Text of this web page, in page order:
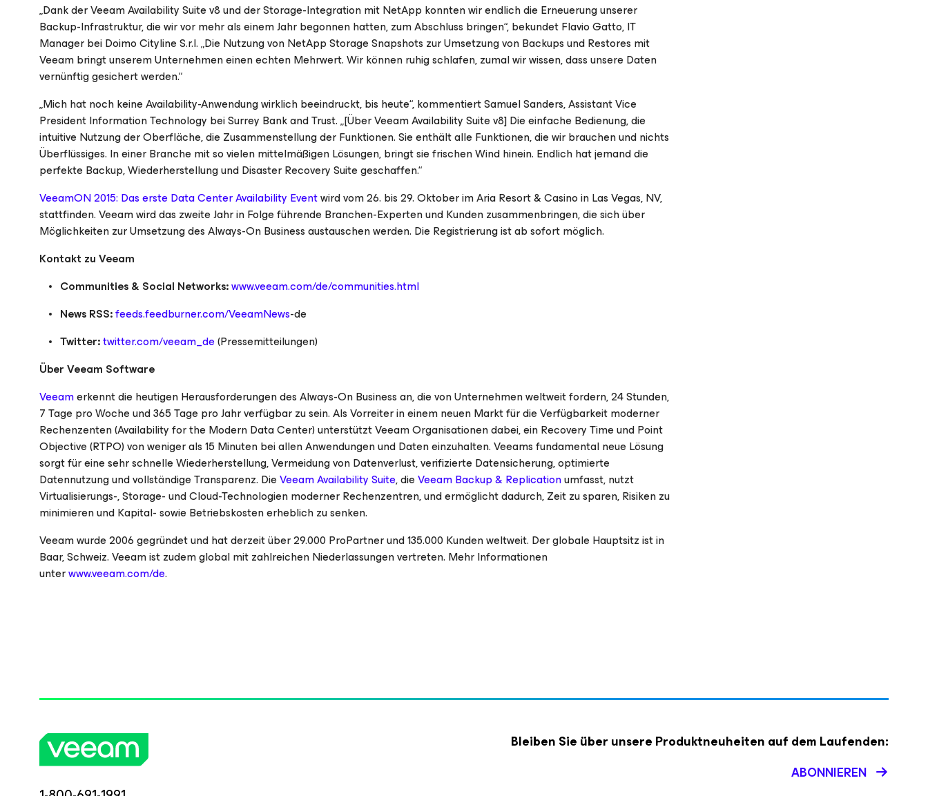
„Dank der Veeam Availability Suite v8 und der Storage-Integration mit NetApp konnten wir endlich die Erneuerung unserer
Backup-Infrastruktur, die wir vor mehr als einem Jahr begonnen hatten, zum Abschluss bringen“, bekundet Flavio Gatto, IT
Manager bei Doimo Cityline S.r.l. „Die Nutzung von NetApp Storage Snapshots zur Umsetzung von Backups und Restores mit
Veeam bringt unserem Unternehmen einen echten Mehrwert. Wir können ruhig schlafen, zumal wir wissen, dass unsere Daten
vernünftig gesichert werden.“
„Mich hat noch keine Availability-Anwendung wirklich beeindruckt, bis heute“, kommentiert Samuel Sanders, Assistant Vice
President Information Technology bei Surrey Bank and Trust.„[Über Veeam Availability Suite v8] Die einfache Bedienung, die
intuitive Nutzung der Oberfläche, die Zusammenstellung der Funktionen. Sie enthält alle Funktionen, die wir brauchen und nichts
Überflüssiges. In einer Branche mit so vielen mittelmäßigen Lösungen, bringt sie frischen Wind hinein. Endlich hat jemand die
perfekte Backup, Wiederherstellung und Disaster Recovery Suite geschaffen.“
VeeamON 2015: Das erste Data Center Availability Eventwird vom 26. bis 29. Oktober im Aria Resort & Casino in Las Vegas, NV,
stattfinden. Veeam wird das zweite Jahr in Folge führende Branchen-Experten und Kunden zusammenbringen, die sich über
Möglichkeiten zur Umsetzung des Always-On Business austauschen werden. Die Registrierung ist ab sofort möglich.
Kontakt zu Veeam
Communities & Social Networks:www.veeam.com/de/communities.html
News RSS:feeds.feedburner.com/VeeamNews-de
Twitter:twitter.com/veeam_de(Pressemitteilungen)
Über Veeam Software
Veeamerkennt die heutigen Herausforderungen des Always-On Business an, die von Unternehmen weltweit fordern, 24 Stunden,
7 Tage pro Woche und 365 Tage pro Jahr verfügbar zu sein. Als Vorreiter in einem neuen Markt für die Verfügbarkeit moderner
Rechenzenten (Availability for the Modern Data Center) unterstützt Veeam Organisationen dabei, ein Recovery Time und Point
Objective (RTPO) von weniger als 15 Minuten bei allen Anwendungen und Daten einzuhalten. Veeams fundamental neue Lösung
sorgt für eine sehr schnelle Wiederherstellung, Vermeidung von Datenverlust, verifizierte Datensicherung, optimierte
Datennutzung und vollständige Transparenz. DieVeeam Availability Suite, dieVeeam Backup & Replicationumfasst, nutzt
Virtualisierungs-, Storage- und Cloud-Technologien moderner Rechenzentren, und ermöglicht dadurch, Zeit zu sparen, Risiken zu
minimieren und Kapital- sowie Betriebskosten erheblich zu senken.
Veeam wurde 2006 gegründet und hat derzeit über 29.000 ProPartner und 135.000 Kunden weltweit. Der globale Hauptsitz ist in
Baar, Schweiz. Veeam ist zudem global mit zahlreichen Niederlassungen vertreten. Mehr Informationen
unterwww.veeam.com/de.
Bleiben Sie über unsere Produktneuheiten auf dem Laufenden:
ABONNIEREN